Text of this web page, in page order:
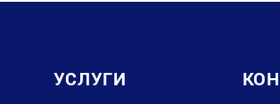
УСЛУГИ